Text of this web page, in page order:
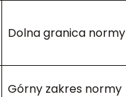
Dolna granica normy
Górny zakres normy